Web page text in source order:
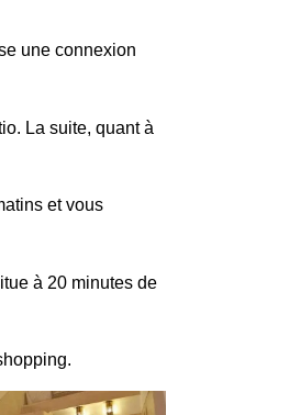
une connexion
La suite, quant à
et vous
à 20 minutes de